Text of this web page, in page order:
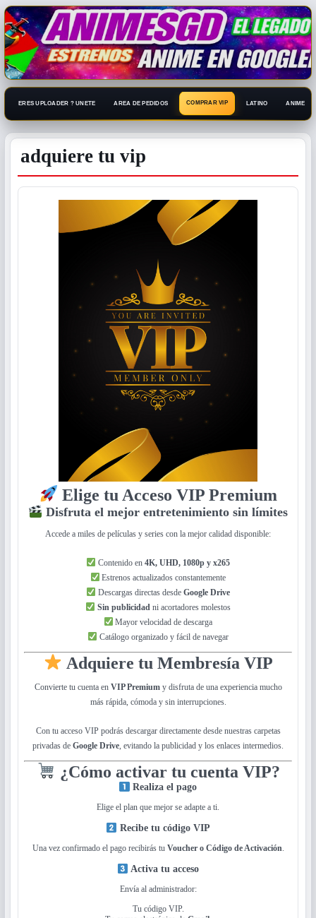
ERES UPLOADER ? UNETE AREA DE PEDIDOS COMPRAR VIP LATINO ANIME
adquiere tu vip
Elige tu Acceso VIP Premium
Disfruta el mejor entretenimiento sin límites
Accede a miles de películas y series con la mejor calidad disponible:
Contenido en 4K, UHD, 1080p y x265
Estrenos actualizados constantemente
Descargas directas desde Google Drive
Sin publicidadni acortadores molestos
Mayor velocidad de descarga
Catálogo organizado y fácil de navegar
Adquiere tu Membresía VIP
Convierte tu cuenta en VIP Premiumy disfruta de una experiencia mucho
más rápida, cómoda y sin interrupciones.
Con tu acceso VIP podrás descargar directamente desde nuestras carpetas
privadas de Google Drive, evitando la publicidad y los enlaces intermedios.
¿Cómo activar tu cuenta VIP?
Realiza el pago
Elige el plan que mejor se adapte a ti.
Recibe tu código VIP
Una vez confirmado el pago recibirás tu Voucher o Código de Activación.
Activa tu acceso
Envía al administrador:
Tu código VIP.